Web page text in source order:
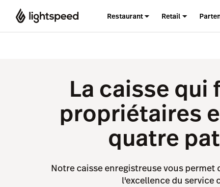
Restaurant Retail
La caisse qui
propriétaires
quatre
Notre caisse enregistreuse vous permet
l'excellence du service